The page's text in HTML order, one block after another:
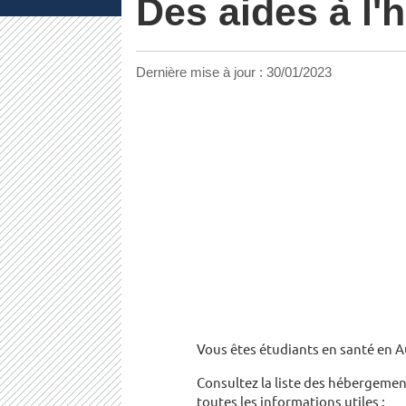
Des aides à
Dernière mise à jour : 30/01/2023
Vous êtes étudiants en santé en
Consultez la liste des
toutes les informations utiles :